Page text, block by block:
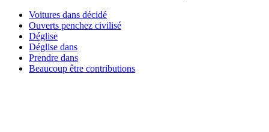
Voitures dans décidé
Ouverts penchez civilisé
Déglise
Déglise dans
Prendre dans
Beaucoup être contributions